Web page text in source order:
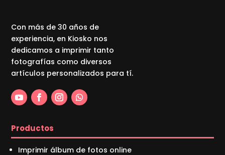
Con más de 30 años de
experiencia, en Kiosko nos
dedicamos a imprimir tanto
fotografías como diversos
artículos personalizados para tí.
Productos
Imprimir álbum de fotos online